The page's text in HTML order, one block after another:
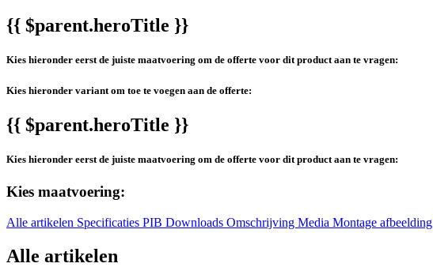
{{ $parent.heroTitle }}
Kies hieronder eerst de juiste maatvoering om de offerte voor dit product aan te vragen:
Kies hieronder variant om toe te voegen aan de offerte:
{{ $parent.heroTitle }}
Kies hieronder eerst de juiste maatvoering om de offerte voor dit product aan te vragen:
Kies maatvoering:
Alle artikelen Specificaties PIB Downloads Omschrijving Media Montage afbeelding
Alle artikelen